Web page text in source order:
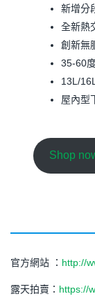
新增分
全新熱
創新無
35-60
13L/
屋內型
Shop
官方網站 ： http://
露天拍賣： https://